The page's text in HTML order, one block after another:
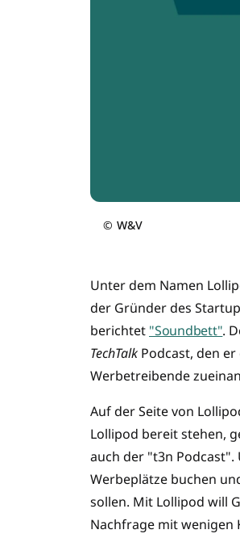
© W&V
Unter dem Namen
der Gründer des
berichtet "Soundbett".
TechTalk Podcast, den
Werbetreibende
Auf der Seite von
Lollipod bereit stehen,
auch der "t3n
Werbeplätze buchen
sollen. Mit Lollipod will
Nachfrage mit wenigen